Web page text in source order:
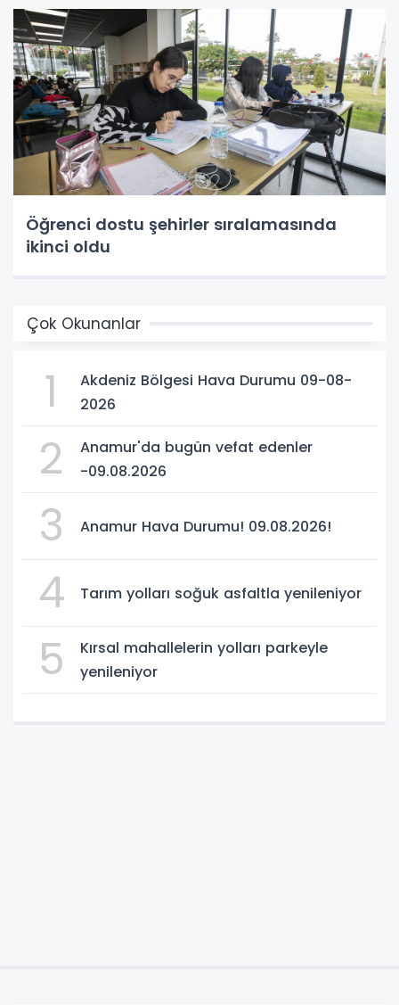
Öğrenci dostu şehirler sıralamasında
ikinci oldu
Çok Okunanlar
1
Akdeniz Bölgesi Hava Durumu 09-08-
2026
2
Anamur'da bugün vefat edenler
-09.08.2026
3 Anamur Hava Durumu! 09.08.2026!
4 Tarım yolları soğuk asfaltla yenileniyor
5
Kırsal mahallelerin yolları parkeyle
yenileniyor